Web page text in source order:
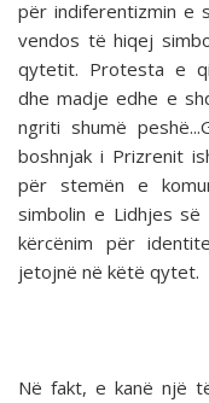
për indiferentizmin e
vendos të hiqej
qytetit. Protesta e
dhe madje edhe e
ngriti shumë
boshnjak i Prizrenit
për stemën e
simbolin e Lidhjes
kërcënim për
jetojnë në këtë qytet.
Në fakt, e kanë një